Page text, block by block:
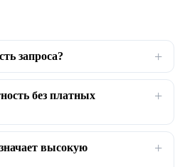
запроса?
без платных
высокую